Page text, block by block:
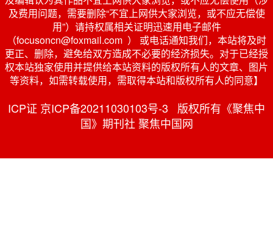
及费用问题，需要删除“不宜上网供大家浏览，或不应无偿使
用”）请持权属相关证明迅速用电子邮件
（focusoncn@foxmail.com ） 或电话通知我们，本站将及时
更正、删除，避免给双方造成不必要的经济损失。对于已经授
权本站独家使用并提供给本站资料的版权所有人的文章、图片
等资料，如需转载使用，需取得本站和版权所有人的同意】
ICP证 京ICP备20211030103号-3 版权所有《聚焦中
国》期刊社 聚焦中国网